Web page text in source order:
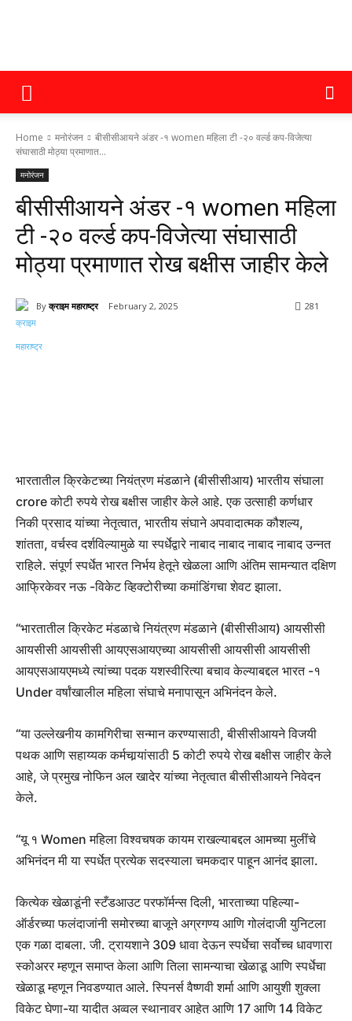
क्राइम
महाराष्ट्र
Home मनोरंजन
बीसीसीआयने अंडर -१ women महिला टी -२० वर्ल्ड कप-विजेत्या
संघासाठी मोठ्या प्रमाणात...
मनोरंजन
बीसीसीआयने अंडर -१ women महिला
टी -२० वर्ल्ड कप-विजेत्या संघासाठी
मोठ्या प्रमाणात रोख बक्षीस जाहीर केले
By क्राइम महाराष्ट्र February 2, 2025 281
भारतातील क्रिकेटच्या नियंत्रण मंडळाने (बीसीसीआय) भारतीय संघाला
crore कोटी रुपये रोख बक्षीस जाहीर केले आहे. एक उत्साही कर्णधार
निकी प्रसाद यांच्या नेतृत्वात, भारतीय संघाने अपवादात्मक कौशल्य,
शांतता, वर्चस्व दर्शविल्यामुळे या स्पर्धेद्वारे नाबाद नाबाद नाबाद नाबाद उन्नत
राहिले. संपूर्ण स्पर्धेत भारत निर्भय हेतूने खेळला आणि अंतिम सामन्यात दक्षिण
आफ्रिकेवर नऊ -विकेट व्हिक्टोरीच्या कमांडिंगचा शेवट झाला.
“भारतातील क्रिकेट मंडळाचे नियंत्रण मंडळाने (बीसीसीआय) आयसीसी
आयसीसी आयसीसी आयएसआयएच्या आयसीसी आयसीसी आयसीसी
आयएसआयएमध्ये त्यांच्या पदक यशस्वीरित्या बचाव केल्याबद्दल भारत -१
Under वर्षांखालील महिला संघाचे मनापासून अभिनंदन केले.
“या उल्लेखनीय कामगिरीचा सन्मान करण्यासाठी, बीसीसीआयने विजयी
पथक आणि सहाय्यक कर्मचार्‍यांसाठी 5 कोटी रुपये रोख बक्षीस जाहीर केले
आहे, जे प्रमुख नोफिन अल खादेर यांच्या नेतृत्वात बीसीसीआयने निवेदन
केले.
“यू १ Women महिला विश्वचषक कायम राखल्याबद्दल आमच्या मुलींचे
अभिनंदन मी या स्पर्धेत प्रत्येक सदस्याला चमकदार पाहून आनंद झाला.
कित्येक खेळाडूंनी स्टँडआउट परफॉर्मन्स दिली, भारताच्या पहिल्या-
ऑर्डरच्या फलंदाजांनी समोरच्या बाजूने अग्रगण्य आणि गोलंदाजी युनिटला
एक गळा दाबला. जी. ट्रायशाने 309 धावा देऊन स्पर्धेचा सर्वोच्च धावणारा
स्कोअरर म्हणून समाप्त केला आणि तिला सामन्याचा खेळाडू आणि स्पर्धेचा
खेळाडू म्हणून निवडण्यात आले. स्पिनर्स वैष्णवी शर्मा आणि आयुशी शुक्ला
विकेट घेणा-या यादीत अव्वल स्थानावर आहेत आणि 17 आणि 14 विकेट